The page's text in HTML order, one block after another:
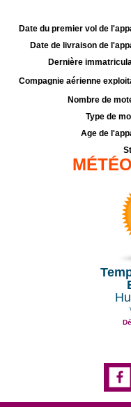
Date du premier vol de
Date de livraison de
Dernière
Compagnie aérienne
Nombre de
Type de
Age de